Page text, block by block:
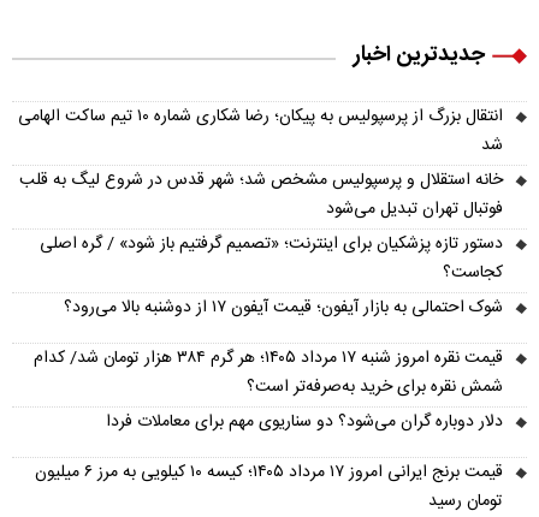
جدیدترین اخبار
انتقال بزرگ از پرسپولیس به پیکان؛ رضا شکاری شماره ۱۰ تیم ساکت الهامی
شد
خانه استقلال و پرسپولیس مشخص شد؛ شهر قدس در شروع لیگ به قلب
فوتبال تهران تبدیل می‌شود
دستور تازه پزشکیان برای اینترنت؛ «تصمیم گرفتیم باز شود» / گره اصلی
کجاست؟
شوک احتمالی به بازار آیفون؛ قیمت آیفون ۱۷ از دوشنبه بالا می‌رود؟
قیمت نقره امروز شنبه ۱۷ مرداد ۱۴۰۵؛ هر گرم ۳۸۴ هزار تومان شد/ کدام
شمش نقره برای خرید به‌صرفه‌تر است؟
دلار دوباره گران می‌شود؟ دو سناریوی مهم برای معاملات فردا
قیمت برنج ایرانی امروز ۱۷ مرداد ۱۴۰۵؛ کیسه ۱۰ کیلویی به مرز ۶ میلیون
تومان رسید